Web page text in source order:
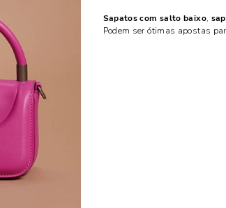
Sapatos com salto baixo,
Podem ser ótimas apostas